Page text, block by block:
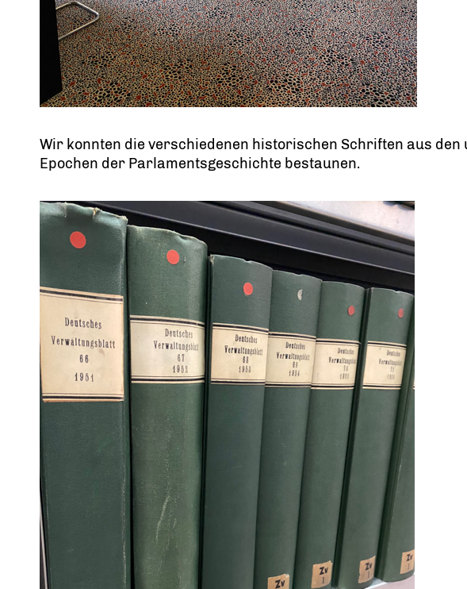
Wir konnten die verschiedenen historischen Schriften aus
Epochen der Parlamentsgeschichte bestaunen.